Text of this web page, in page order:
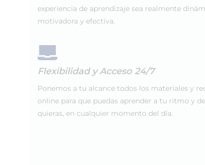
experiencia de aprendizaje sea realmente
motivadora y efectiva.
Flexibilidad y Acceso 24/7
Ponemos a tu alcance todos los materiales y
online para que puedas aprender a tu ritmo y
quieras, en cualquier momento del día.